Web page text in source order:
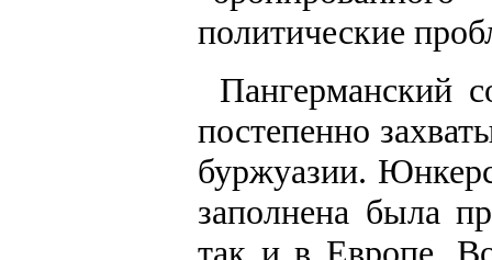
политические
Пангерманский
постепенно
буржуазии.
заполнена была